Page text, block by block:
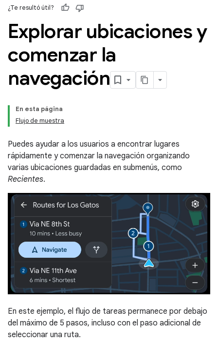
¿Te resultó útil?
Explorar ubicaciones y
comenzar la
navegación
En esta página
Flujo de muestra
Puedes ayudar a los usuarios a encontrar lugares
rápidamente y comenzar la navegación organizando
varias ubicaciones guardadas en submenús, como
Recientes.
En este ejemplo, el flujo de tareas permanece por debajo
del máximo de 5 pasos, incluso con el paso adicional de
seleccionar una ruta.